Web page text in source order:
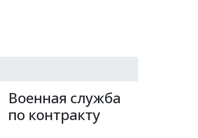
Военная служба
по контракту